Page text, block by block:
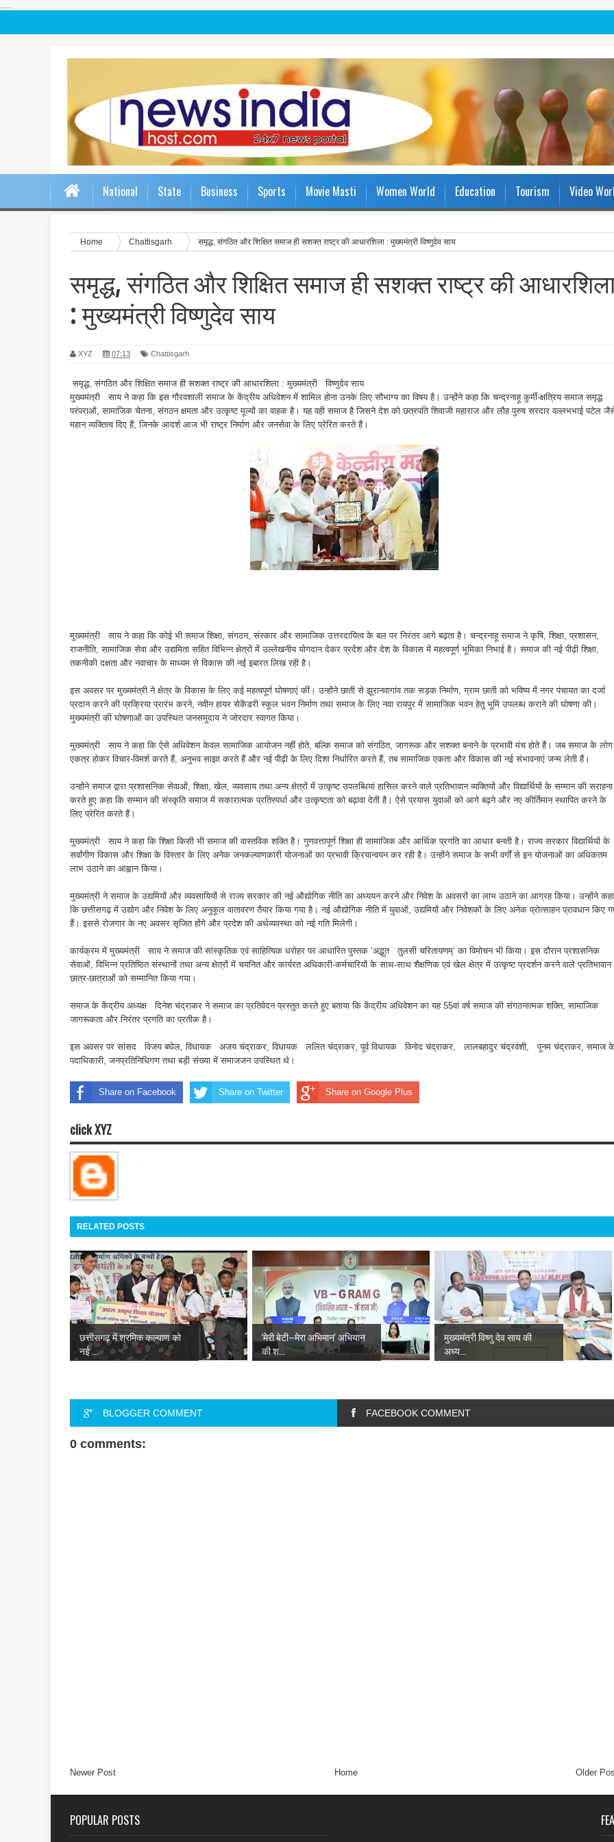
....
National State Business Sports Movie Masti Women World Education Tourism Video
Home Chattisgarh समृद्ध, संगठित और शिक्षित समाज ही सशक्त राष्ट्र की आधारशिला : मुख्यमंत्री विष्णुदेव साय
समृद्ध, संगठित और शिक्षित समाज ही सशक्त राष्ट्र की
: मुख्यमंत्री विष्णुदेव साय
XYZ 07:13 Chattisgarh
समृद्ध, संगठित और शिक्षित समाज ही सशक्त राष्ट्र की आधारशिला : मुख्यमंत्री विष्णुदेव साय
मुख्यमंत्री साय ने कहा कि इस गौरवशाली समाज के केंद्रीय अधिवेशन में शामिल होना उनके लिए सौभाग्य का विषय है। उन्होंने कहा कि चन्द्रनाहू कुर्मी-क्षत्रिय समाज समृद्ध
परंपराओं, सामाजिक चेतना, संगठन क्षमता और उत्कृष्ट मूल्यों का वाहक है। यह वही समाज है जिसने देश को छत्रपति शिवाजी महाराज और लौह पुरुष सरदार वल्लभभाई पटेल
महान व्यक्तित्व दिए हैं, जिनके आदर्श आज भी राष्ट्र निर्माण और जनसेवा के लिए प्रेरित करते हैं।
मुख्यमंत्री साय ने कहा कि कोई भी समाज शिक्षा, संगठन, संस्कार और सामाजिक उत्तरदायित्व के बल पर निरंतर आगे बढ़ता है। चन्द्रनाहू समाज ने कृषि, शिक्षा, प्रशासन,
राजनीति, सामाजिक सेवा और उद्यमिता सहित विभिन्न क्षेत्रों में उल्लेखनीय योगदान देकर प्रदेश और देश के विकास में महत्वपूर्ण भूमिका निभाई है। समाज की नई पीढ़ी शिक्षा,
तकनीकी दक्षता और नवाचार के माध्यम से विकास की नई इबारत लिख रही है।
इस अवसर पर मुख्यमंत्री ने क्षेत्र के विकास के लिए कई महत्वपूर्ण घोषणाएं कीं। उन्होंने छाती से झूरानवागांव तक सड़क निर्माण, ग्राम छाती को भविष्य में नगर पंचायत का दर्जा
प्रदान करने की प्रक्रिया प्रारंभ करने, नवीन हायर सेकेंडरी स्कूल भवन निर्माण तथा समाज के लिए नवा रायपुर में सामाजिक भवन हेतु भूमि उपलब्ध कराने की घोषणा की।
मुख्यमंत्री की घोषणाओं का उपस्थित जनसमुदाय ने जोरदार स्वागत किया।
मुख्यमंत्री साय ने कहा कि ऐसे अधिवेशन केवल सामाजिक आयोजन नहीं होते, बल्कि समाज को संगठित, जागरूक और सशक्त बनाने के प्रभावी मंच होते हैं। जब समाज के लोग
एकत्र होकर विचार-विमर्श करते हैं, अनुभव साझा करते हैं और नई पीढ़ी के लिए दिशा निर्धारित करते हैं, तब सामाजिक एकता और विकास की नई संभावनाएं जन्म लेती हैं।
उन्होंने समाज द्वारा प्रशासनिक सेवाओं, शिक्षा, खेल, व्यवसाय तथा अन्य क्षेत्रों में उत्कृष्ट उपलब्धियां हासिल करने वाले प्रतिभावान व्यक्तियों और विद्यार्थियों के सम्मान की सराहना
करते हुए कहा कि सम्मान की संस्कृति समाज में सकारात्मक प्रतिस्पर्धा और उत्कृष्टता को बढ़ावा देती है। ऐसे प्रयास युवाओं को आगे बढ़ने और नए कीर्तिमान स्थापित करने के
लिए प्रेरित करते हैं।
मुख्यमंत्री साय ने कहा कि शिक्षा किसी भी समाज की वास्तविक शक्ति है। गुणवत्तापूर्ण शिक्षा ही सामाजिक और आर्थिक प्रगति का आधार बनती है। राज्य सरकार विद्यार्थियों के
सर्वांगीण विकास और शिक्षा के विस्तार के लिए अनेक जनकल्याणकारी योजनाओं का प्रभावी क्रियान्वयन कर रही है। उन्होंने समाज के सभी वर्गों से इन योजनाओं का अधिकतम
लाभ उठाने का आह्वान किया।
मुख्यमंत्री ने समाज के उद्यमियों और व्यवसायियों से राज्य सरकार की नई औद्योगिक नीति का अध्ययन करने और निवेश के अवसरों का लाभ उठाने का आग्रह किया। उन्होंने कहा
कि छत्तीसगढ़ में उद्योग और निवेश के लिए अनुकूल वातावरण तैयार किया गया है। नई औद्योगिक नीति में युवाओं, उद्यमियों और निवेशकों के लिए अनेक प्रोत्साहन प्रावधान किए
हैं। इससे रोजगार के नए अवसर सृजित होंगे और प्रदेश की अर्थव्यवस्था को नई गति मिलेगी।
कार्यक्रम में मुख्यमंत्री साय ने समाज की सांस्कृतिक एवं साहित्यिक धरोहर पर आधारित पुस्तक ‘अद्भुत तुलसी चरितायणम्’ का विमोचन भी किया। इस दौरान प्रशासनिक
सेवाओं, विभिन्न प्रतिष्ठित संस्थानों तथा अन्य क्षेत्रों में चयनित और कार्यरत अधिकारी-कर्मचारियों के साथ-साथ शैक्षणिक एवं खेल क्षेत्र में उत्कृष्ट प्रदर्शन करने वाले प्रतिभावान
छात्र-छात्राओं को सम्मानित किया गया।
समाज के केंद्रीय अध्यक्ष दिनेश चंद्राकर ने समाज का प्रतिवेदन प्रस्तुत करते हुए बताया कि केंद्रीय अधिवेशन का यह 55वां वर्ष समाज की संगठनात्मक शक्ति, सामाजिक
जागरूकता और निरंतर प्रगति का प्रतीक है।
इस अवसर पर सांसद विजय बघेल, विधायक अजय चंद्राकर, विधायक ललित चंद्राकर, पूर्व विधायक विनोद चंद्राकर, लालबहादुर चंद्रवंशी, पूनम चंद्राकर, समाज
पदाधिकारी, जनप्रतिनिधिगण तथा बड़ी संख्या में समाजजन उपस्थित थे।
Share on Facebook Share on Twitter Share on Google Plus
click XYZ
RELATED POSTS
छत्तीसगढ़ में श्रमिक कल्याण को
नई ...
'मेरी बेटी–मेरा अभिमान' अभियान
की श...
मुख्यमंत्री विष्णु देव साय की
अध्य...
BLOGGER COMMENT FACEBOOK COMMENT
0 comments:
Newer Post Older
Home
POPULAR POSTS